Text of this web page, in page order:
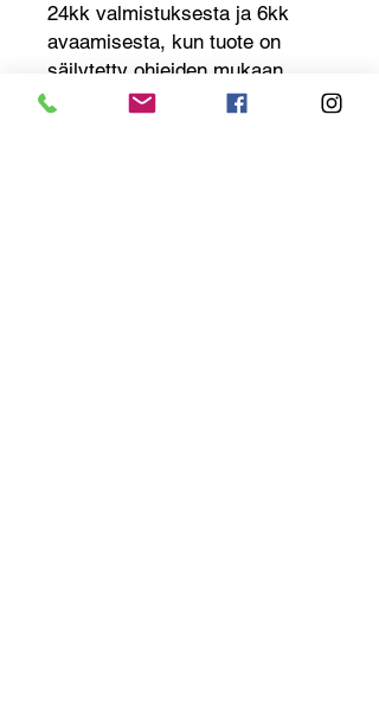
24kk valmistuksesta ja 6kk
avaamisesta, kun tuote on
säilytetty ohjeiden mukaan.
Säilytys sisätiloissa valolta ja